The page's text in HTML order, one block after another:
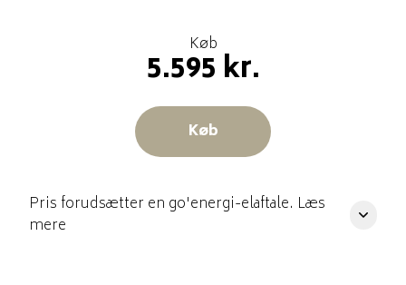
Køb
5.595 kr.
Køb
Pris forudsætter en go'energi-elaftale. Læs
mere